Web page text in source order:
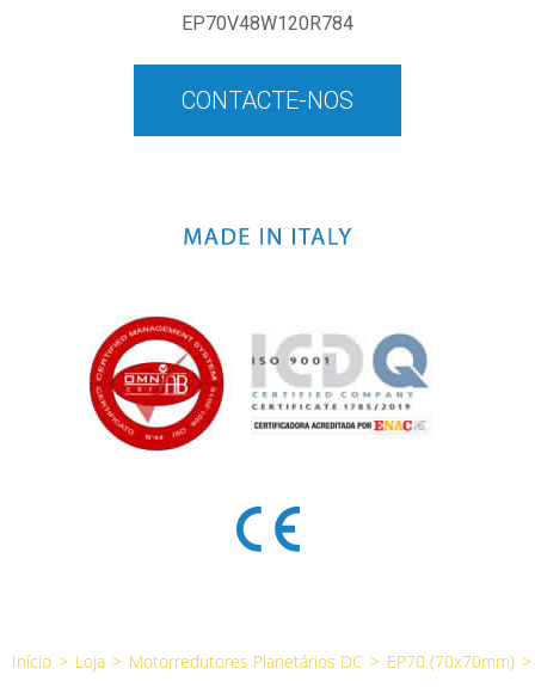
EP70V48W120R784
CONTACTE-NOS
Início > Loja > Motorredutores Planetários DC > EP70 (70x70mm) >